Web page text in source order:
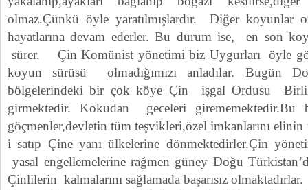
olmaz.Çünkü öyle yaratılmışlardır. Diğer koyunlar
hayatlarına devam ederler. Bu durum ise, en son
sürer. Çin Komünist yönetimi biz Uygurları öyle
koyun sürüsü olmadığımızı anladılar. Bugün
bölgelerindeki bir çok köye Çin işgal Ordusu
girmektedir. Kokudan geceleri
göçmenler,devletin tüm teşvikleri,özel imkanlarını
i satıp Çine yanı ülkelerine dönmektedirler.Çin
yasal engellemelerine rağmen güney Doğu
Çinlilerin kalmalarını sağlamada başarısız